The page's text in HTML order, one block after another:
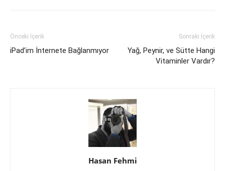
Önceki İçerik
iPad’im İnternete Bağlanmıyor
Sonraki İçerik
Yağ, Peynir, ve Sütte Hangi
Vitaminler Vardır?
Hasan Fehmi